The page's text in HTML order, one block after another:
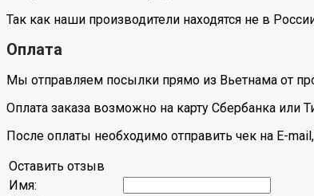
Так как наши производители находятся не в
Оплата
Мы отправляем посылки прямо из Вьетнама от
Оплата заказа возможно на карту Сбербанка или
После оплаты необходимо отправить чек на E-
Оставить отзыв
Имя: